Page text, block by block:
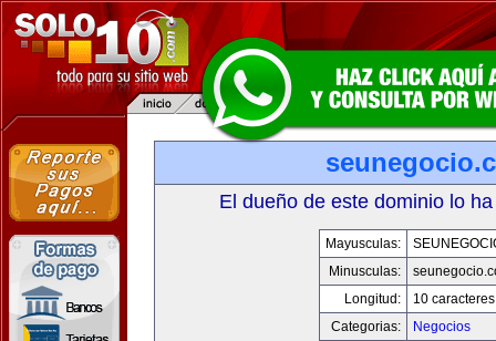
El dueño de este dominio lo
Mayusculas:
Minusculas:
Longitud:
10 caracteres
Categorias:
Negocios